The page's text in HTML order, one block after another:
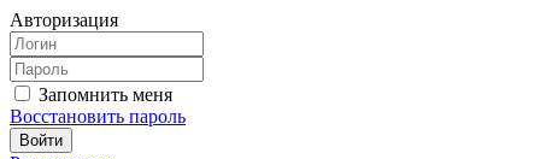
Авторизация
Запомнить меня
Восстановить пароль